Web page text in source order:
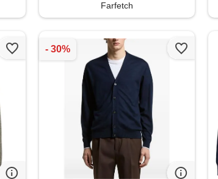
Farfetch